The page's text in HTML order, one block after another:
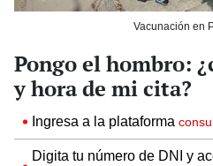
Vacunación en
Pongo el hombro:
y hora de mi cita?
Ingresa a la plataforma
Digita tu número de DNI y